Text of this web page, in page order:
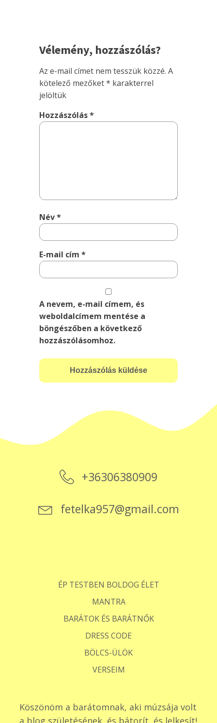
Vélemény, hozzászólás?
Az e-mail címet nem tesszük közzé. A
kötelező mezőket* karakterrel
jelöltük
Hozzászólás*
Név*
E-mail cím*
A nevem, e-mail címem, és
weboldalcímem mentése a
böngészőben a következő
hozzászólásomhoz.
+36306380909
fetelka957@gmail.com
ÉP TESTBEN BOLDOG ÉLET
MANTRA
BARÁTOK ÉS BARÁTNŐK
DRESS CODE
BÖLCS-ÜLÖK
VERSEIM
Köszönöm a barátomnak, aki múzsája volt
a blog születésének, és bátorít, és lelkesít!